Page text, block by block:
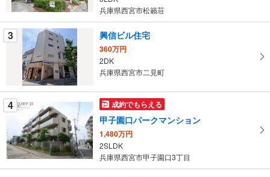
ペ
ー
ジ
す
る
兵庫県西宮市松籟荘
3 興信ビル住宅
360万円
2DK
兵庫県西宮市二見町
4 成約でもらえる
甲子園口パークマンション
1,480万円
2SLDK
兵庫県西宮市甲子園口3丁目